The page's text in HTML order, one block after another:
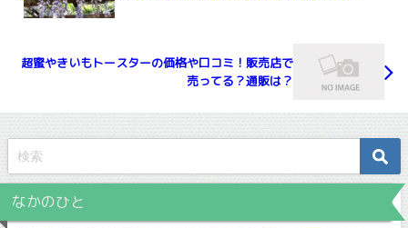
超蜜やきいもトースターの価格や口コミ！販売店で
売ってる？通販は？
なかのひと